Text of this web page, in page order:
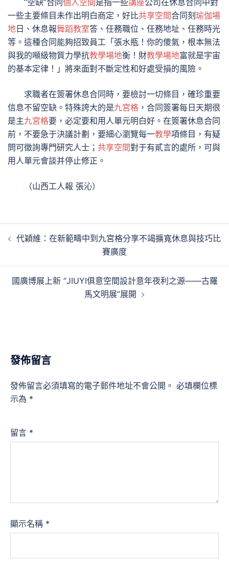
“空缺”合同 個人空間是指一些講座公司在休息合同中對
一些主要條目未作出明白商定，好比共享空間合同刻 瑜伽場
地 日、休息報舞蹈教室答、任務職位、任務地址、任務時光
等。這種合同能夠招致員工「張水瓶！你的傻氣，根本無法
與我的噸級物質力學抗教學場地衡！財教學場地富就是宇宙
的基本定律！」將來面對不斷定性和好處受損的風險。
求職者在簽署休息合同時，要檢討一切條目，確珍重要
信息不留空缺。特殊誇大的是九宮格 ，合同簽署每日天期很
是主九宮格要，必定要和用人單元明白好。在簽署休息合同
前，不要急于決議計劃，要細心瀏覽每一教學項條目，有疑
問可徵詢專門研究人士； 共享空間對于有貳言的處所，可與
用人單元會談并停止修正。
（山西工人報 張沁）
章 代穎維：在新範疇中到九宮格分享不竭擴寬休息與技巧比
賽廣度
國廣博展上新 “JIUYI俱意空間設計意年夜利之源——古羅
馬文明展”展開
發佈留言
發佈留言必須填寫的電子郵件地址不會公開。 必填欄位標
示為 *
留言 *
顯示名稱 *